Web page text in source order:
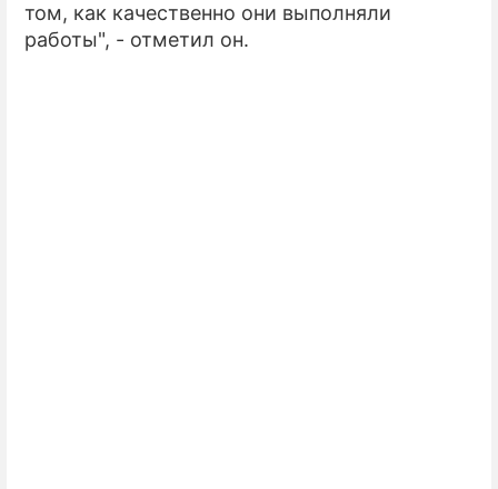
том, как качественно они выполняли
работы", - отметил он.